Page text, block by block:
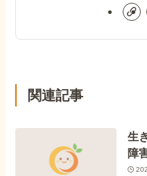
関連記事
生
障